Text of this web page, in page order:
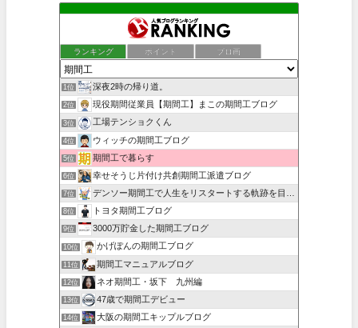
ランキング ポイント ブロ画
1位 深夜2時の帰り道。
2位 現役期間従業員【期間工】まこの期間工ブログ
3位 工場テンショクくん
4位 ウィッチの期間工ブログ
5位 期間工で暮らす
6位 幸せそうじ片付け共創期間工派遣ブログ
7位 デンソー期間工で人生をリスタートする軌跡を目撃せよ！
8位 トヨタ期間工ブログ
9位 3000万貯金した期間工ブログ
10位 かげぽんの期間工ブログ
11位 期間工マニュアルブログ
12位 ネオ期間工・坂下 九州編
13位 47歳で期間工デビュー
14位 大阪の期間工キップルブログ